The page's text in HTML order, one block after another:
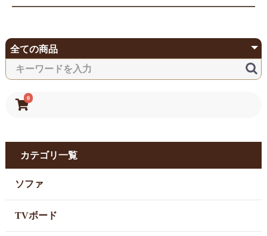
0
カテゴリ一覧
ソファ
TVボード